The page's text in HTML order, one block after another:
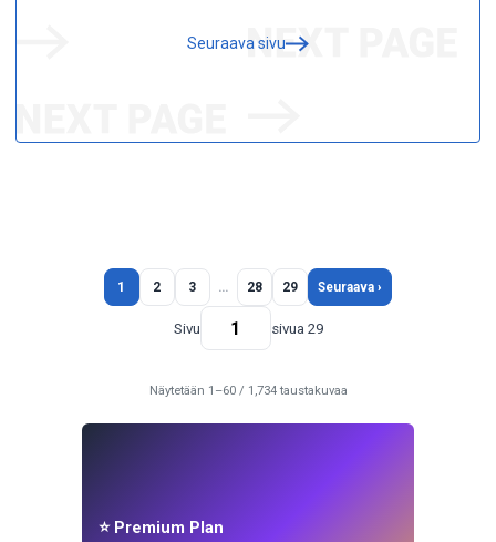
Seuraava sivu
1 2 3 … 28 29 Seuraava ›
Sivu sivua 29
Näytetään 1–60 / 1,734 taustakuvaa
⭐ Premium Plan